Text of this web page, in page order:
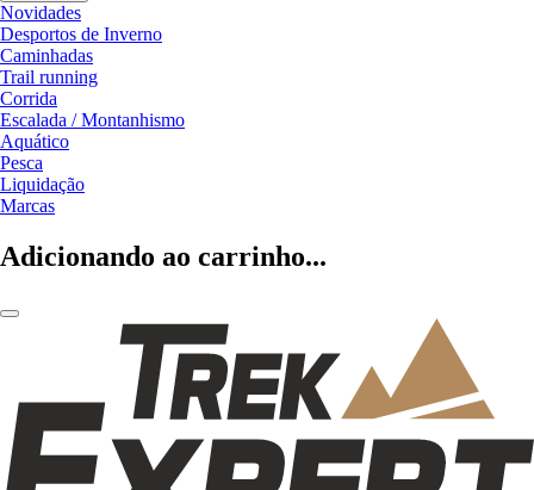
Novidades
Desportos de Inverno
Caminhadas
Trail running
Corrida
Escalada / Montanhismo
Aquático
Pesca
Liquidação
Marcas
Adicionando ao carrinho...